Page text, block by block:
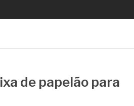
de papelão para